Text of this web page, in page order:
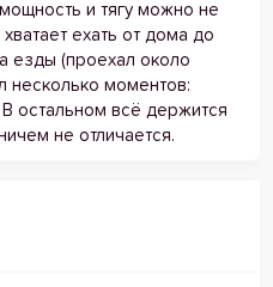
и тягу можно не
ехать от дома до
езды (проехал около
несколько моментов:
остальном всё держится
не отличается.